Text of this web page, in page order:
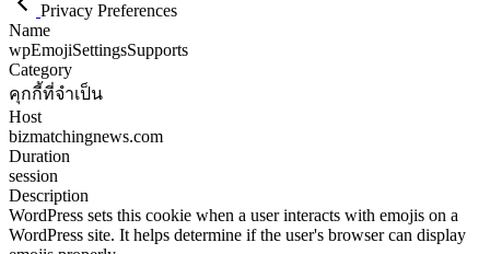
Privacy Preferences
Name
wpEmojiSettingsSupports
Category
คุกกี้ที่จำเป็น
Host
bizmatchingnews.com
Duration
session
Description
WordPress sets this cookie when a user interacts with emojis on a
WordPress site. It helps determine if the user's browser can display